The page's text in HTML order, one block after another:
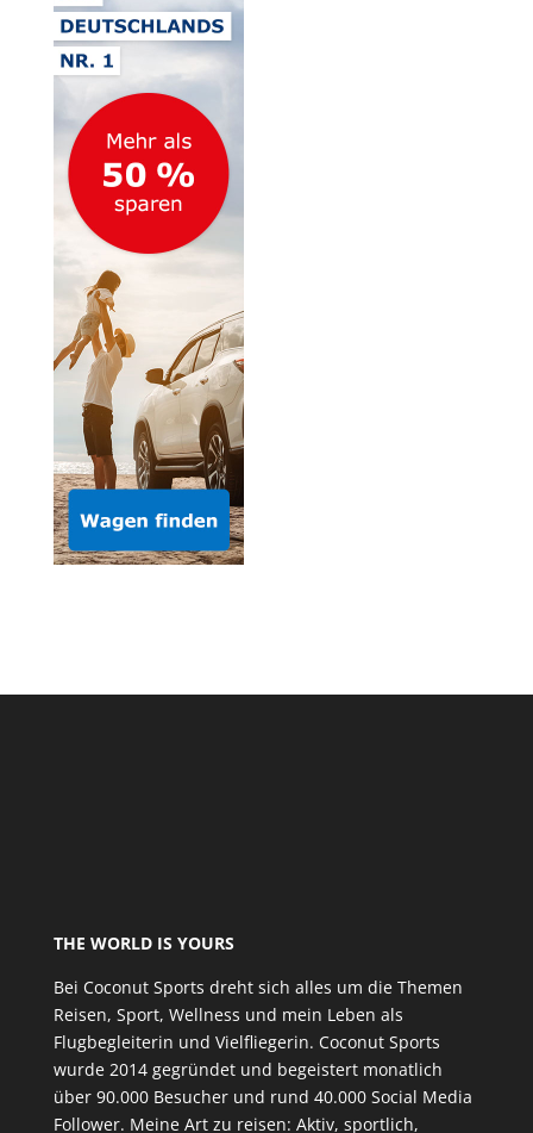
THE WORLD IS YOURS
Bei Coconut Sports dreht sich alles um die Themen
Reisen, Sport, Wellness und mein Leben als
Flugbegleiterin und Vielfliegerin. Coconut Sports
wurde 2014 gegründet und begeistert monatlich
über 90.000 Besucher und rund 40.000 Social Media
Follower. Meine Art zu reisen: Aktiv, sportlich,